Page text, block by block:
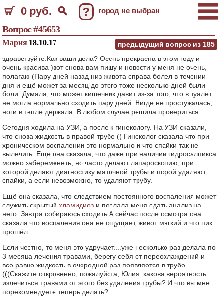
0 руб. ? город не выбран
Вопрос #45653
предыдущий вопрос из 185
Мария 18.10.17
здравствуйте.Как ваши дела? Осень прекрасна в этом году и
очень красива )вот снова вам пишу и новости у меня не очень,
полагаю (Пару дней назад низ живота справа болел в течении
дня и ещё может за месяц до этого тоже несколько дней были
боли. Думала, что может кишечник давит из-за того, что в туалет
не могла нормально сходить пару дней. Нигде не простужалась,
ноги в тепле держала. В любом случае решила провериться.
Сегодня ходила на УЗИ, а после к гинекологу. На УЗИ сказали,
что снова жидкость в правой трубе (( Гинеколог сказала что при
хроническом воспалении это нормально и что спайки так не
вылечить. Еще она сказала, что даже при наличии гидросалпикса
можно забеременеть, но часто делают лапароскопию, при
которой делают диагностику маточной трубы и порой удаляют
спайки, а если невозможно, то удаляют трубу.
Ещё она сказала, что следствием постоянного воспаления может
служить скрытый хламидиоз и послала меня сдать анализ на
него. Завтра собираюсь сходить.А сейчас после осмотра она
сказала что воспаления она не ощущает, живот мягкий и что пик
прошёл.
Если честно, то меня это удручает....уже несколько раз делала по
3 месяца лечения травами, берегу себя от переохлаждений и
все равно жидкость в очередной раз появляется в трубе
(((Скажите откровенно, пожалуйста, Юлия: какова вероятность
излечиться травами от этого без удаления трубы? И что вы мне
порекомендуете теперь делать?